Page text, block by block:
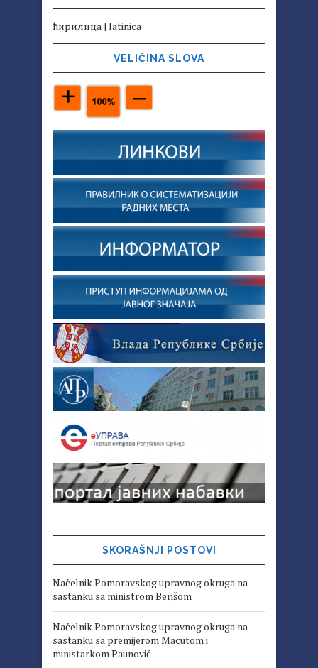
ћирилица | latinica
VELIČINA SLOVA
SKORAŠNJI POSTOVI
Načelnik Pomoravskog upravnog okruga na
sastanku sa ministrom Berišom
Načelnik Pomoravskog upravnog okruga na
sastanku sa premijerom Macutom i
ministarkom Paunović